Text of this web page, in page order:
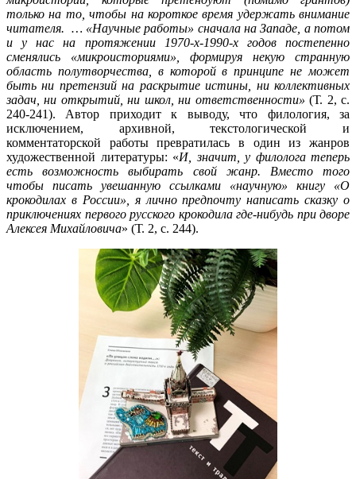
только на то, чтобы на короткое время удержать внимание
читателя. … «Научные работы» сначала на Западе, а потом
и у нас на протяжении 1970-х-1990-х годов постепенно
сменялись «микроисториями», формируя некую странную
область полутворчества, в которой в принципе не может
быть ни претензий на раскрытие истины, ни коллективных
задач, ни открытий, ни школ, ни ответственности» (Т. 2, с.
240-241). Автор приходит к выводу, что филология, за
исключением, архивной, текстологической и
комментаторской работы превратилась в один из жанров
художественной литературы: «И, значит, у филолога теперь
есть возможность выбирать свой жанр. Вместо того
чтобы писать увешанную ссылками «научную» книгу «О
крокодилах в России», я лично предпочту написать сказку о
приключениях первого русского крокодила где-нибудь при дворе
Алексея Михайловича» (Т. 2, с. 244).